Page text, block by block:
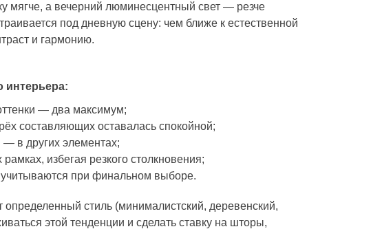
мягче, а вечерний люминесцентный свет — резче
под дневную сцену: чем ближе к естественной
и гармонию.
интерьера:
— два максимум;
составляющих оставалась спокойной;
в других элементах;
избегая резкого столкновения;
при финальном выборе.
стиль (минималистский, деревенский,
этой тенденции и сделать ставку на шторы,